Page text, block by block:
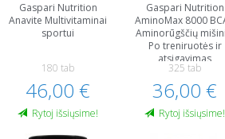
Gaspari Nutrition
Anavite Multivitaminai
sportui
180 tab
46,00 €
Rytoj išsiųsime!
Gaspari Nutrition
AminoMax 8000
Aminorūgščių
Po treniruotės ir
atsigavimas
325 tab
36,00 €
Rytoj išsiųsime!